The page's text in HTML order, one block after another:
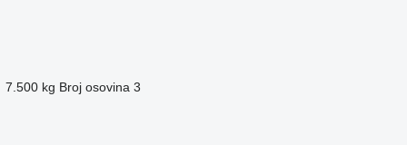
7.500 kg Broj osovina 3